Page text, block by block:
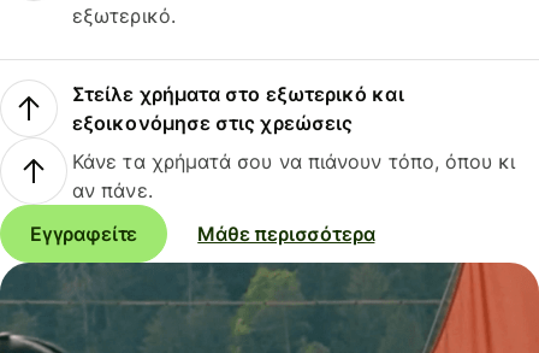
εξωτερικό.
Στείλε χρήματα στο εξωτερικό και
εξοικονόμησε στις χρεώσεις
Κάνε τα χρήματά σου να πιάνουν τόπο, όπου κι
αν πάνε.
Εγγραφείτε
Μάθε περισσότερα